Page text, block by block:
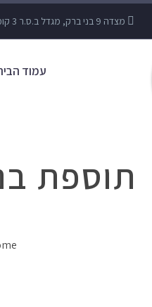
מצדה 9 בני ברק, מגדל ב.ס.ר 3 קומה 10
עמוד
תוספת